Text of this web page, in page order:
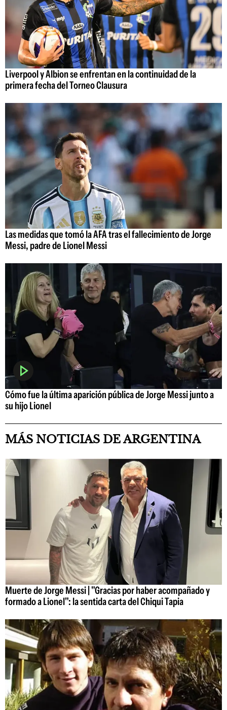
Liverpool y Albion se enfrentan en la continuidad de la
primera fecha del Torneo Clausura
Las medidas que tomó la AFA tras el fallecimiento de Jorge
Messi, padre de Lionel Messi
Cómo fue la última aparición pública de Jorge Messi junto a
su hijo Lionel
MÁS NOTICIAS DE ARGENTINA
Muerte de Jorge Messi | "Gracias por haber acompañado y
formado a Lionel": la sentida carta del Chiqui Tapia